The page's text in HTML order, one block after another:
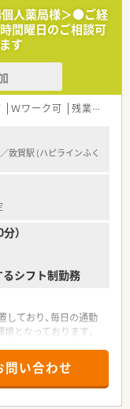
しており、日曜日や祝
です。
は現場の最前線で漢方
使い分けることを大
。
ます。
です。
な科目の処方に触れる
環境で、安全かつスム
です。
個人薬局様＞●ご経
間曜日のご相談可
す
Ｗワーク可 残業なし(ほぼなし含む)
敦賀駅 (ハピラインふく
）
シフト制勤務
ており、毎日の通勤
となっております。
調剤薬局です。
在宅医療にもしっか
ービスを提供します。
問い合わせ